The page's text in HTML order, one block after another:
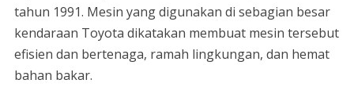
tahun 1991. Mesin yang digunakan di sebagian besar
kendaraan Toyota dikatakan membuat mesin tersebut
efisien dan bertenaga, ramah lingkungan, dan hemat
bahan bakar.